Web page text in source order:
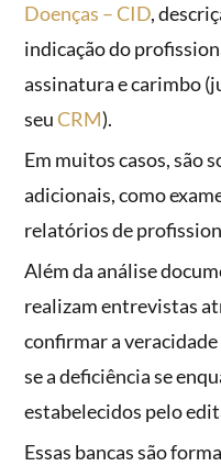
Doenças – CID,
indicação do
assinatura e carimbo
seuCRM).
Em muitos casos, são
adicionais, como
relatórios de
Além da análise
realizam entrevistas
confirmar a
se a deficiência se
estabelecidos pelo
Essas bancas são